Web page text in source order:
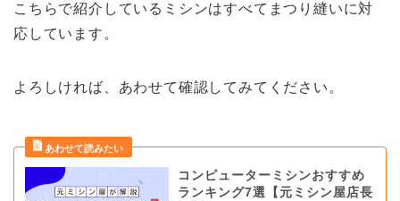
こちらで紹介しているミシンはすべてまつり縫いに対
応しています。
よろしければ、あわせて確認してみてください。
コンピューターミシンおすすめ
ランキング7選【元ミシン屋店長